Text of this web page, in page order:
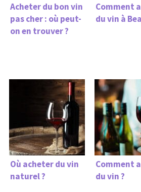
Acheter du bon vin
pas cher : où peut-
on en trouver ?
Comment
du vin à
Où acheter du vin
naturel ?
Comment
du vin ?